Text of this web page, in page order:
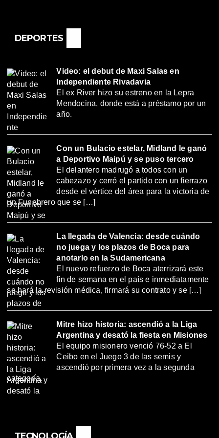
DEPORTES
Video: el debut de Maxi Salas en
Independiente Rivadavia
El ex River hizo su estreno en la Lepra
Mendocina, donde está a préstamo por un
año.
Con un Bulacio estelar, Midland le ganó
a Deportivo Maipú y se puso tercero
El delantero madrugó a todos con un
cabezazo y cerró el partido con un fierrazo
desde el vértice del área para la victoria de
un Funebrero que se […]
La llegada de Valencia: desde cuándo
no juega y los plazos de Boca para
anotarlo en la Sudamericana
El nuevo refuerzo de Boca aterrizará este
fin de semana en el país e inmediatamente
se hará la revisión médica, firmará su contrato y se […]
Mitre hizo historia: ascendió a la Liga
Argentina y desató la fiesta en Misiones
El equipo misionero venció 76-52 a El
Ceibo en el Juego 3 de las semis y
ascendió por primera vez a la segunda
categoría.